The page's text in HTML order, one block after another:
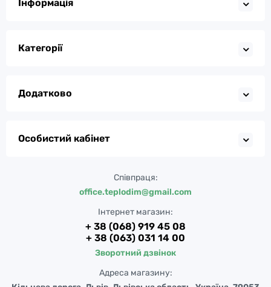
Інформація
Категорії
Додатково
Особистий кабінет
Співпраця:
office.teplodim@gmail.com
Інтернет магазин:
+ 38 (068) 919 45 08
+ 38 (063) 031 14 00
Зворотний дзвінок
Адреса магазину: